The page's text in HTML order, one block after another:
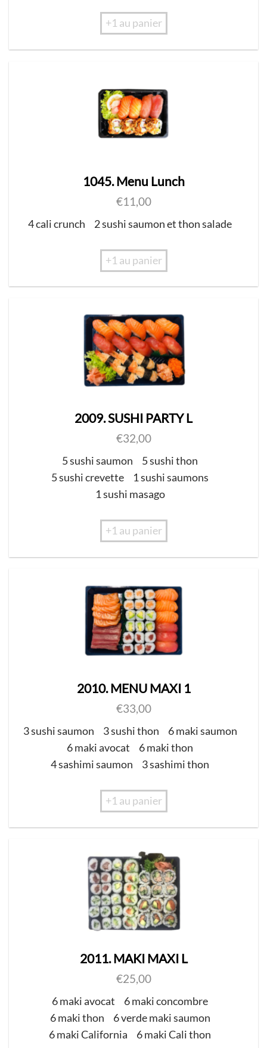
+1 au panier
1045. Menu Lunch
€11,00
4 cali crunch 2 sushi saumon et thon salade
+1 au panier
2009. SUSHI PARTY L
€32,00
5 sushi saumon
5 sushi thon
5 sushi crevette
1 sushi saumons
1 sushi masago
+1 au panier
2010. MENU MAXI 1
€33,00
3 sushi saumon 3 sushi thon
6 maki saumon
6 maki avocat
6 maki thon
4 sashimi saumon
3 sashimi thon
+1 au panier
2011. MAKI MAXI L
€25,00
6 maki avocat
6 maki concombre
6 maki thon
6 verde maki saumon
6 maki California
6 maki Cali thon